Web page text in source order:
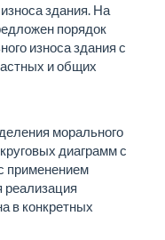
здания. На
порядок
износа здания с
и общих
морального
диаграмм с
применением
в конкретных